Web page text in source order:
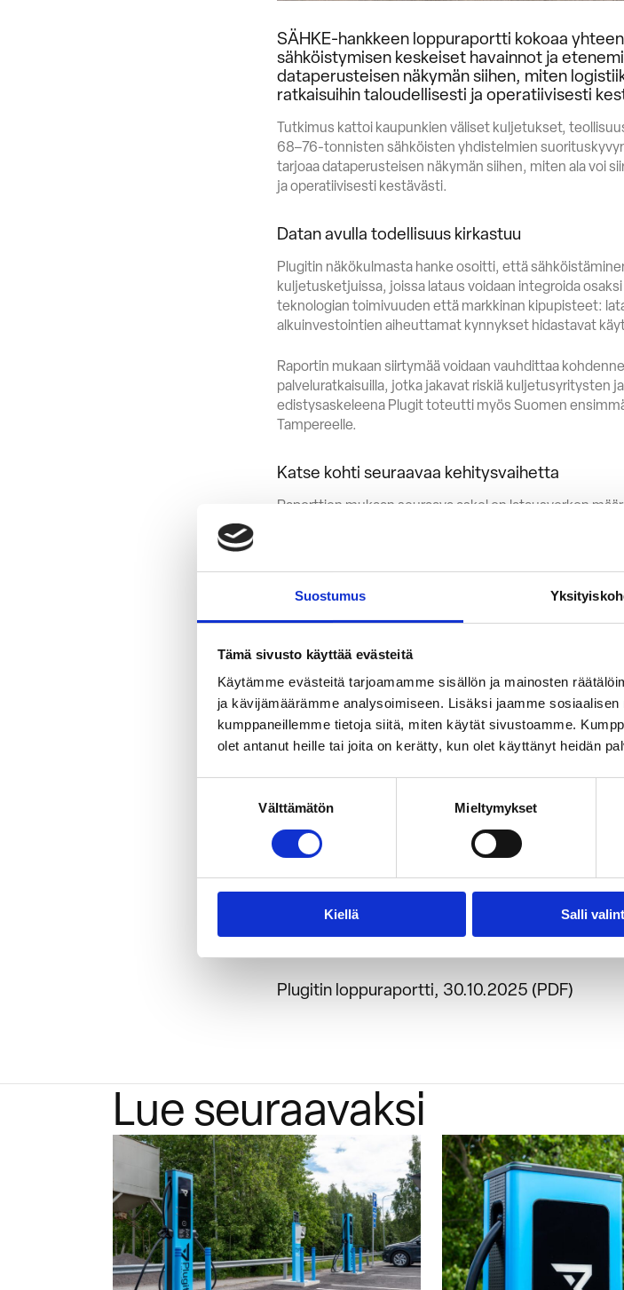
Suostumus
Tämä sivusto käyttää evästeitä
Käytämme evästeitä tarjoamamme sisällön ja mainosten
ja kävijämäärämme analysoimiseen. Lisäksi jaamme
kumppaneillemme tietoja siitä, miten käytät sivustoamme.
olet antanut heille tai joita on kerätty, kun olet käyttänyt heidän
Välttämätön Mieltymykset
Kiellä Salli
SÄHKE-hankkeen loppuraportti kokoaa
sähköistymisen keskeiset havainnot ja
dataperusteisen näkymän siihen, miten
ratkaisuihin taloudellisesti ja operatiivisesti
Tutkimus kattoi kaupunkien väliset kuljetukset,
68–76-tonnisten sähköisten yhdistelmien
tarjoaa dataperusteisen näkymän siihen, miten ala voi
ja operatiivisesti kestävästi.
Datan avulla todellisuus kirkastuu
Plugitin näkökulmasta hanke osoitti, että
kuljetusketjuissa, joissa lataus voidaan integroida
teknologian toimivuuden että markkinan kipupisteet:
alkuinvestointien aiheuttamat kynnykset hidastavat
Raportin mukaan siirtymää voidaan vauhdittaa
palveluratkaisuilla, jotka jakavat riskiä kuljetusyritysten
edistysaskeleena Plugit toteutti myös Suomen
Tampereelle.
Katse kohti seuraavaa kehitysvaihetta
Raporttien mukaan seuraava askel on latausverkon
ja teollisuuden kuljetusreiteille. Traficom korostaa,
Plugitin mukaan siirtymävaihetta voidaan tukea
mahdollistavat sähköisen kaluston kokeilun
Suomessa merkittävästi jo lähivuosina.
Ladattavat materiaalit:
Koko hankkeen loppuraportti, 30.10.2025
Plugitin loppuraportti, 30.10.2025 (PDF)
Lue seuraavaksi